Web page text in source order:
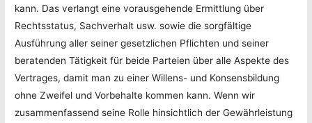
kann. Das verlangt eine vorausgehende Ermittlung über
Rechtsstatus, Sachverhalt usw. sowie die sorgfältige
Ausführung aller seiner gesetzlichen Pflichten und seiner
beratenden Tätigkeit für beide Parteien über alle Aspekte des
Vertrages, damit man zu einer Willens- und Konsensbildung
ohne Zweifel und Vorbehalte kommen kann. Wenn wir
zusammenfassend seine Rolle hinsichtlich der Gewährleistung